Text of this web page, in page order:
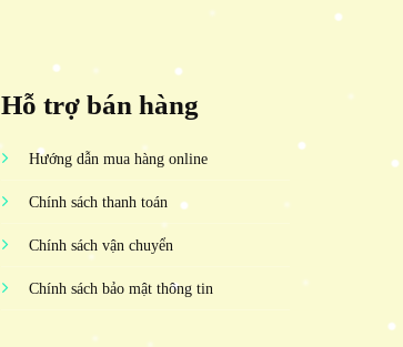
Hỗ trợ bán hàng
Hướng dẫn mua hàng online
Chính sách thanh toán
Chính sách vận chuyển
Chính sách bảo mật thông tin